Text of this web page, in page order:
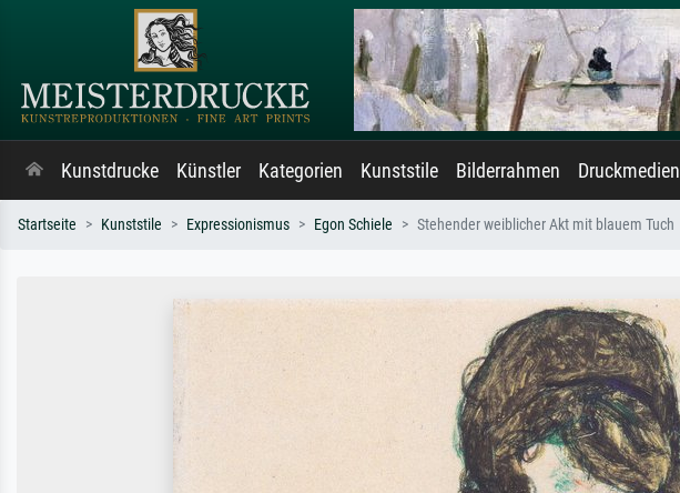
Kunstdrucke Künstler Kategorien Kunststile Bilderrahmen Druckmedien
Startseite Kunststile Expressionismus Egon Schiele Stehender weiblicher Akt mit blauem Tuch